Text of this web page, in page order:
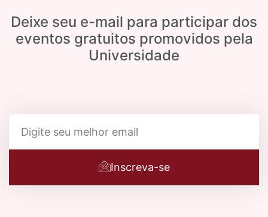
Deixe seu e-mail para participar dos
eventos gratuitos promovidos pela
Universidade
Inscreva-se